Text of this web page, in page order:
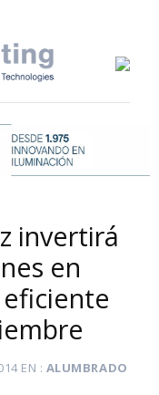
invertirá
en
EN
ALUMBRADO